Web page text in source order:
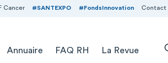
Cancer #SANTEXPO #FondsInnovation Contact
Annuaire FAQ RH La Revue